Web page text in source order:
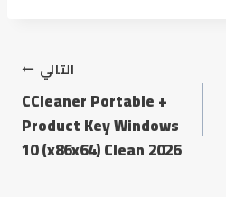
التالي
CCleaner Portable +
Product Key Windows
10 (x86x64) Clean 2026